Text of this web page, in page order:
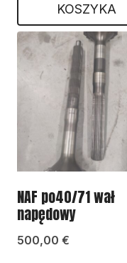
KOSZYKA
NAF po40/71 wał
napędowy
500,00 €